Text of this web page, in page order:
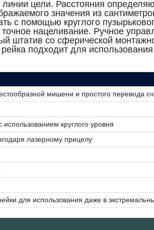
линии цели. Расстояния
значения из
с помощью круглого
нацеливание. Ручное
штатив со сферической
подходит для
мишени и простого перевода
круглого уровня
лазерному прицелу
для использования даже в